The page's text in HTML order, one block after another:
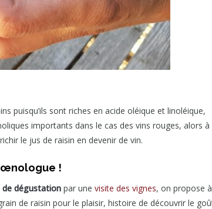
puisqu’ils sont riches en acide oléique et linoléique,
importants dans le cas des vins rouges, alors à
le jus de raisin en devenir de vin.
œnologue !
de dégustation par une visite des vignes, on propose à
de raisin pour le plaisir, histoire de découvrir le